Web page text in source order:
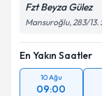
Fzt Beyza Gülez
Mansuroğlu, 283/13.
En Yakın Saatler
10 Ağu
09:00